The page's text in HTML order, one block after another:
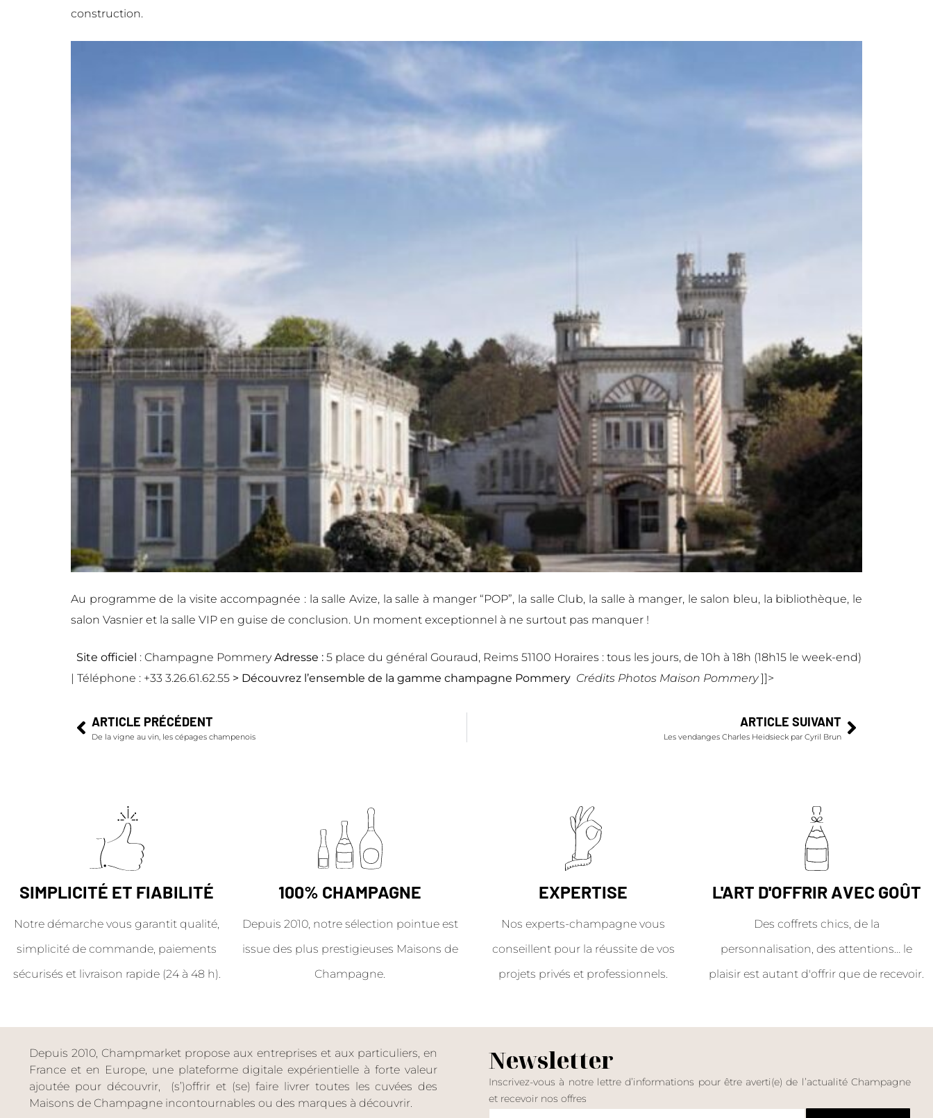
construction.
Au programme de la visite accompagnée : la salle Avize, la salle à manger “POP”, la salle Club, la salle à manger, le salon bleu, la bibliothèque, le
salon Vasnier et la salle VIP en guise de conclusion. Un moment exceptionnel à ne surtout pas manquer !
Site officiel : Champagne Pommery Adresse : 5 place du général Gouraud, Reims 51100 Horaires : tous les jours, de 10h à 18h (18h15 le week-end)
| Téléphone : +33 3.26.61.62.55 > Découvrez l’ensemble de la gamme champagne Pommery Crédits Photos Maison Pommery]]>
ARTICLE PRÉCÉDENT
De la vigne au vin, les cépages champenois
ARTICLE SUIVANT
Les vendanges Charles Heidsieck par Cyril Brun
SIMPLICITÉ ET FIABILITÉ
Notre démarche vous garantit qualité,
simplicité de commande, paiements
sécurisés et livraison rapide (24 à 48 h).
100% CHAMPAGNE
Depuis 2010, notre sélection pointue est
issue des plus prestigieuses Maisons de
Champagne.
EXPERTISE
Nos experts-champagne vous
conseillent pour la réussite de vos
projets privés et professionnels.
L'ART D'OFFRIR AVEC GOÛT
Des coffrets chics, de la
personnalisation, des attentions… le
plaisir est autant d'offrir que de recevoir.
Depuis 2010, Champmarket propose aux entreprises et aux particuliers, en
France et en Europe, une plateforme digitale expérientielle à forte valeur
ajoutée pour découvrir, (s’)offrir et (se) faire livrer toutes les cuvées des
Maisons de Champagne incontournables ou des marques à découvrir.
Newsletter
Inscrivez-vous à notre lettre d’informations pour être averti(e) de l’actualité Champagne
et recevoir nos offres